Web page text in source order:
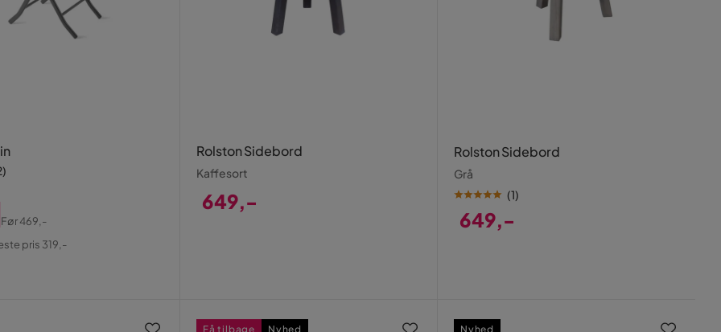
)
Før469,-
pris 319,-
Rolston Sidebord
Kaffesort
649,-
Rolston Sidebord
Grå
(1)
649,-
Få tilbage Nyhed Nyhed